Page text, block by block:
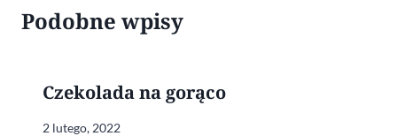
Podobne wpisy
Czekolada na gorąco
2 lutego, 2022